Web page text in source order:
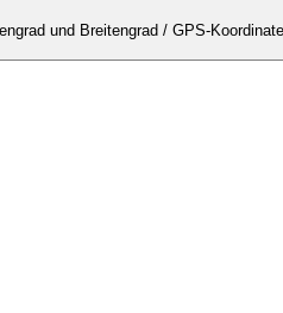
und Breitengrad / GPS-